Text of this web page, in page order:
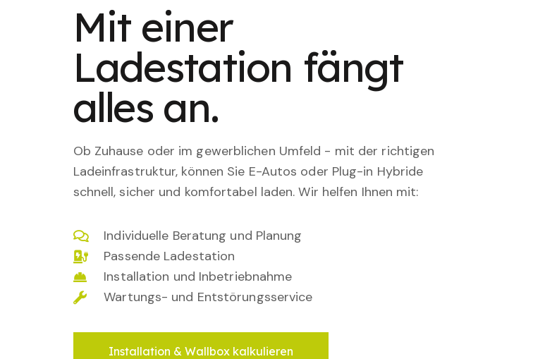
Mit einer
Ladestation fängt
alles an.
Ob Zuhause oder im gewerblichen Umfeld - mit der richtigen
Ladeinfrastruktur, können Sie E-Autos oder Plug-in Hybride
schnell, sicher und komfortabel laden. Wir helfen Ihnen mit:
Individuelle Beratung und Planung
Passende Ladestation
Installation und Inbetriebnahme
Wartungs- und Entstörungsservice
Installation & Wallbox kalkulieren